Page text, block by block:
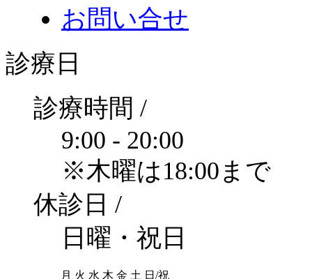
お問い合せ
診療日
診療時間 /
9:00 - 20:00
※木曜は18:00まで
休診日 /
日曜・祝日
月 火 水 木 金 土 日/祝